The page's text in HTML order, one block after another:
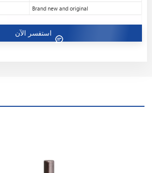
Brand new and original